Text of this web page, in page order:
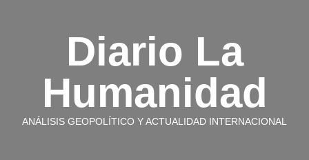
Diario La
Humanidad
ANÁLISIS GEOPOLÍTICO Y ACTUALIDAD INTERNACIONAL